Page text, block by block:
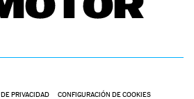
PRIVACIDAD CONFIGURACIÓN DE COOKIES